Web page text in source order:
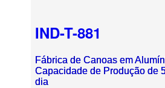
IND-T-881
Fábrica de Canoas em
Capacidade de Produção de
dia